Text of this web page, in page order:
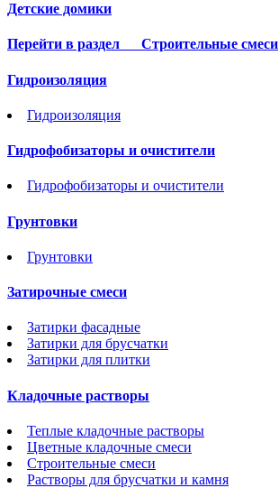
Детские домики
Перейти в раздел Строительные смеси
Гидроизоляция
Гидроизоляция
Гидрофобизаторы и очистители
Гидрофобизаторы и очистители
Грунтовки
Грунтовки
Затирочные смеси
Затирки фасадные
Затирки для брусчатки
Затирки для плитки
Кладочные растворы
Теплые кладочные растворы
Цветные кладочные смеси
Строительные смеси
Растворы для брусчатки и камня